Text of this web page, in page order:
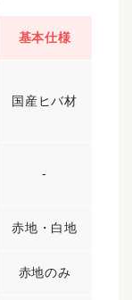
基本仕様
国産ヒバ材
-
赤地・白地
赤地のみ